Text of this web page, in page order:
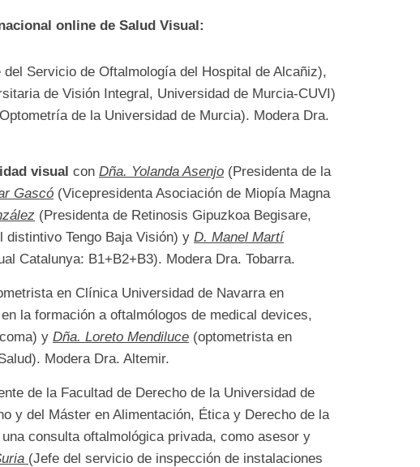
online de Salud Visual:
del Servicio de Oftalmología del Hospital de Alcañiz),
de Visión Integral, Universidad de Murcia-CUVI)
de la Universidad de Murcia). Modera Dra.
visual con Dña. Yolanda Asenjo (Presidenta de la
Gascó (Vicepresidenta Asociación de Miopía Magna
(Presidenta de Retinosis Gipuzkoa Begisare,
Tengo Baja Visión) y D. Manel Martí
Catalunya: B1+B2+B3). Modera Dra. Tobarra.
en Clínica Universidad de Navarra en
la formación a oftalmólogos de medical devices,
y Dña. Loreto Mendiluce (optometrista en
Modera Dra. Altemir.
de la Facultad de Derecho de la Universidad de
y del Máster en Alimentación, Ética y Derecho de la
consulta oftalmológica privada, como asesor y
(Jefe del servicio de inspección de instalaciones